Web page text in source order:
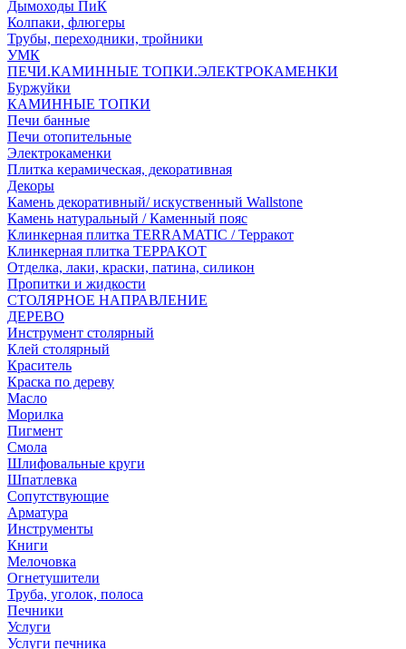
Дымоходы ПиК
Колпаки, флюгеры
Трубы, переходники, тройники
УМК
ПЕЧИ.КАМИННЫЕ ТОПКИ.ЭЛЕКТРОКАМЕНКИ
Буржуйки
КАМИННЫЕ ТОПКИ
Печи банные
Печи отопительные
Электрокаменки
Плитка керамическая, декоративная
Декоры
Камень декоративный/ искуственный Wallstone
Камень натуральный / Каменный пояс
Клинкерная плитка TERRAMATIC / Терракот
Клинкерная плитка ТЕРРАКОТ
Отделка, лаки, краски, патина, силикон
Пропитки и жидкости
СТОЛЯРНОЕ НАПРАВЛЕНИЕ
ДЕРЕВО
Инструмент столярный
Клей столярный
Краситель
Краска по дереву
Масло
Морилка
Пигмент
Смола
Шлифовальные круги
Шпатлевка
Сопутствующие
Арматура
Инструменты
Книги
Мелочовка
Огнетушители
Труба, уголок, полоса
Печники
Услуги
Услуги печника